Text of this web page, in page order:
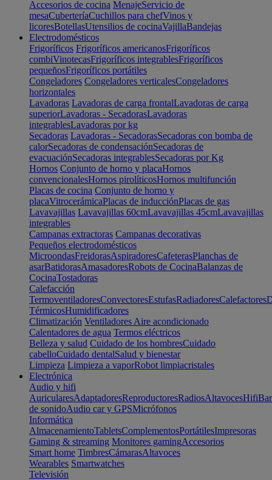
Accesorios de cocina MenajeServicio de
mesaCuberteríaCuchillos para chefVinos y
licoresBotellasUtensilios de cocinaVajillaBandejas
Electrodomésticos
Frigoríficos Frigoríficos americanosFrigoríficos
combiVinotecasFrigoríficos integrablesFrigoríficos
pequeñosFrigoríficos portátiles
Congeladores Congeladores verticalesCongeladores
horizontales
Lavadoras Lavadoras de carga frontalLavadoras de carga
superiorLavadoras - SecadorasLavadoras
integrablesLavadoras por kg
Secadoras Lavadoras - SecadorasSecadoras con bomba de
calorSecadoras de condensaciónSecadoras de
evacuaciónSecadoras integrablesSecadoras por Kg
Hornos Conjunto de horno y placaHornos
convencionalesHornos pirolíticosHornos multifunción
Placas de cocina Conjunto de horno y
placaVitrocerámicaPlacas de inducciónPlacas de gas
Lavavajillas Lavavajillas 60cmLavavajillas 45cmLavavajillas
integrables
Campanas extractoras Campanas decorativas
Pequeños electrodomésticos
MicroondasFreidorasAspiradoresCafeterasPlanchas de
asarBatidorasAmasadoresRobots de CocinaBalanzas de
CocinaTostadoras
Calefacción
TermoventiladoresConvectoresEstufasRadiadoresCalefactores
TérmicosHumidificadores
Climatización Ventiladores Aire acondicionado
Calentadores de agua Termos eléctricos
Belleza y salud Cuidado de los hombresCuidado
cabelloCuidado dentalSalud y bienestar
Limpieza Limpieza a vaporRobot limpiacristales
Electrónica
Audio y hifi
AuricularesAdaptadoresReproductoresRadiosAltavocesHifi
de sonidoAudio car y GPSMicrófonos
Informática
AlmacenamientoTabletsComplementosPortátilesImpresoras
Gaming & streaming Monitores gamingAccesorios
Smart home TimbresCámarasAltavoces
Wearables Smartwatches
Televisión